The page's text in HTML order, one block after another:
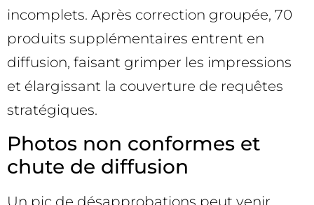
incomplets. Après correction groupée, 70
produits supplémentaires entrent en
diffusion, faisant grimper les impressions
et élargissant la couverture de requêtes
stratégiques.
Photos non conformes et
chute de diffusion
Un pic de désapprobations peut venir